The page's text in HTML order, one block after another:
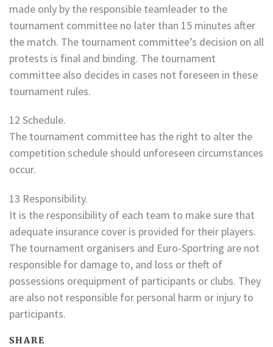
made only by the responsible teamleader to the
tournament committee no later than 15 minutes after
the match. The tournament committee’s decision on all
protests is final and binding. The tournament
committee also decides in cases not foreseen in these
tournament rules.
12 Schedule.
The tournament committee has the right to alter the
competition schedule should unforeseen circumstances
occur.
13 Responsibility.
It is the responsibility of each team to make sure that
adequate insurance cover is provided for their players.
The tournament organisers and Euro-Sportring are not
responsible for damage to, and loss or theft of
possessions orequipment of participants or clubs. They
are also not responsible for personal harm or injury to
participants.
SHARE